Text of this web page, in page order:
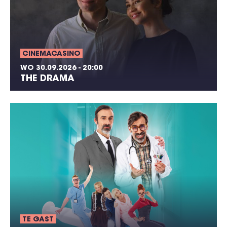
CINEMACASINO
WO 30.09.2026 - 20:00
THE DRAMA
TE GAST